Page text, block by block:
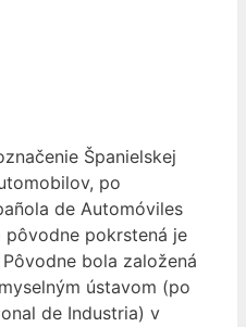
Španielskej
po
de Automóviles
pokrstená je
bola založená
ústavom (po
de Industria) v